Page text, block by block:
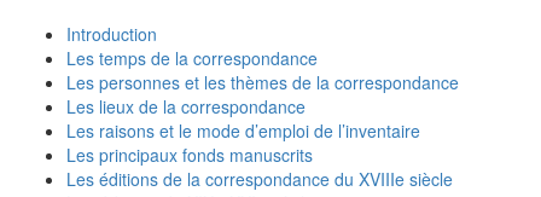
Introduction
Les temps de la correspondance
Les personnes et les thèmes de la correspondance
Les lieux de la correspondance
Les raisons et le mode d’emploi de l’inventaire
Les principaux fonds manuscrits
Les éditions de la correspondance du XVIIIe siècle